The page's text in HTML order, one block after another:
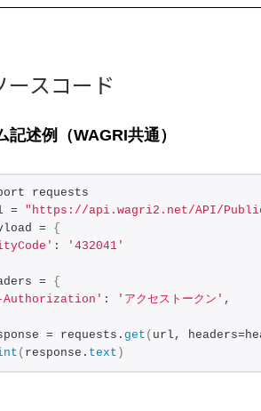
ースコード
記述例（WAGRI共通）
requests
= "https://api.wagri2.net/API/
= {
:
'432041'
= {
Authorization' : 'アクセストークン' ,
= requests. get ( url,
( response. text )